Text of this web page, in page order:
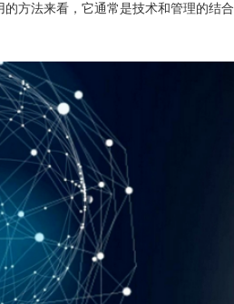
方法来看，它通常是技术和管理的结合